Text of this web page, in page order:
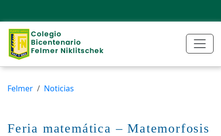
Felmer Noticias
Feria matemática – Matemorfosis